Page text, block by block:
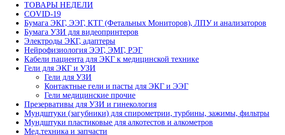
ТОВАРЫ НЕДЕЛИ
COVID-19
Бумага ЭКГ, ЭЭГ, КТГ (Фетальных Мониторов), ЛПУ и анализаторов
Бумага УЗИ для видеопринтеров
Электроды ЭКГ, адаптеры
Нейрофизиология ЭЭГ, ЭМГ, РЭГ
Кабели пациента для ЭКГ к медицинской технике
Гели для ЭКГ и УЗИ
Гели для УЗИ
Контактные гели и пасты для ЭКГ и ЭЭГ
Гели медицинские прочие
Презервативы для УЗИ и гинекология
Мундштуки (загубники) для спирометрии, турбины, зажимы, фильтры
Мундштуки пластиковые для алкотестов и алкометров
Мед.техника и запчасти